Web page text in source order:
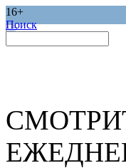
16+
Поиск